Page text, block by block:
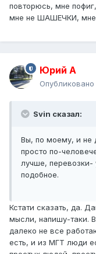
повторюсь, мне
мне не ШАШЕЧКИ, мне-
Юрий А
Опубликовано
Svin сказал:
Вы, по моему, и не
просто по-
лучше, перевозки-
подобное.
Кстати сказать, да.
мысли, напишу-таки.
далеко не все
есть, и из МГТ люди